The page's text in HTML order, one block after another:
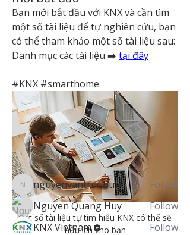
Bạn mới bắt đầu với KNX và cần tìm
một số tài liệu để tự nghiên cứu, bạn
có thể tham khảo một số tài liệu sau:
Danh mục các tài liệu ➡️ tại đây
#KNX #smarthome
Một số tài liệu tự tìm hiểu KNX có thể sẽ
hữu ích cho bạn
About
Chia sẻ tài liệu, phần mềm, ứng dụng
liên quan đến KNX.
Members
nguyenvantruc.ntmc
nguyenvantruc.ntmc
Follow
Nguyen Quang Huy
Follow
KNX Vietnam
Follow